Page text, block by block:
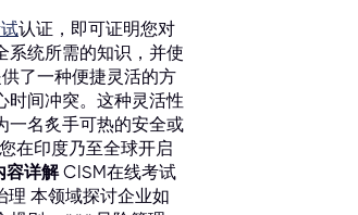
认证，即可证明您对
系统所需的知识，并使
了一种便捷灵活的方
时间冲突。这种灵活性
一名炙手可热的安全或
在印度乃至全球开启
容详解CISM在线考试
理 本领域探讨企业如